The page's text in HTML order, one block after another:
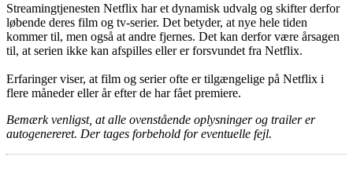
Streamingtjenesten Netflix har et dynamisk udvalg og skifter derfor
løbende deres film og tv-serier. Det betyder, at nye hele tiden
kommer til, men også at andre fjernes. Det kan derfor være årsagen
til, at serien ikke kan afspilles eller er forsvundet fra Netflix.
Erfaringer viser, at film og serier ofte er tilgængelige på Netflix i
flere måneder eller år efter de har fået premiere.
Bemærk venligst, at alle ovenstående oplysninger og trailer er
autogenereret. Der tages forbehold for eventuelle fejl.